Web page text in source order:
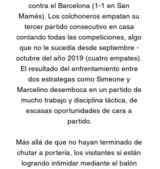
contra el Barcelona (1-1 en San
Mamés). Los colchoneros empatan su
tercer partido consecutivo en casa
contando todas las competiciones, algo
que no le sucedía desde septiembre -
octubre del año 2019 (cuatro empates).
El resultado del enfrentamiento entre
dos estrategas como Simeone y
Marcelino desemboca en un partido de
mucho trabajo y disciplina táctica, de
escasas oportunidades de cara a
partido.
Más allá de que no hayan terminado de
chutar a portería, los visitantes sí están
logrando intimidar mediante el balón